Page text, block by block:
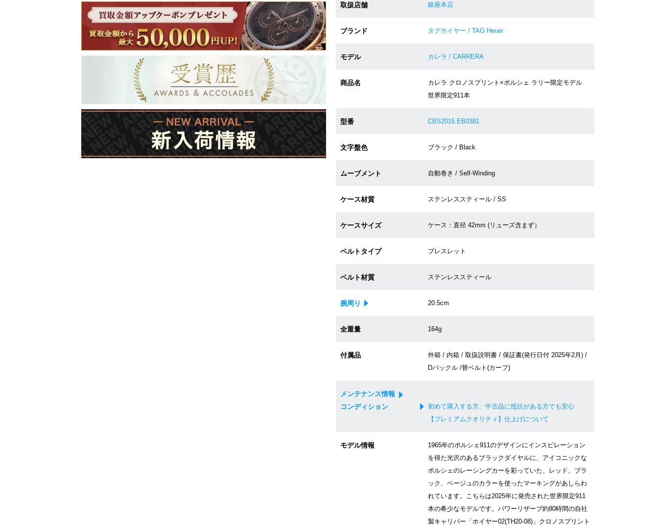
取扱店舗 銀座本店
ブランド タグホイヤー / TAG Heuer
モデル カレラ / CARRERA
商品名
カレラ クロノスプリント×ポルシェ ラリー限定モデル
世界限定911本
型番 CBS2015.EB0381
文字盤色 ブラック / Black
ムーブメント 自動巻き / Self-Winding
ケース材質 ステンレススティール / SS
ケースサイズ ケース：直径 42mm (リューズ含まず）
ベルトタイプ ブレスレット
ベルト材質 ステンレススティール
腕周り 20.5cm
全重量 164g
付属品
外箱 / 内箱 / 取扱説明書 / 保証書(発行日付 2025年2月) /
Dバックル /替ベルト(カーフ)
メンテナンス情報
コンディション
初めて購入する方、中古品に抵抗がある方でも安心
【プレミアムクオリティ】仕上げについて
モデル情報
1965年のポルシェ911のデザインにインスピレーション
を得た光沢のあるブラックダイヤルに、アイコニックな
ポルシェのレーシングカーを彩っていた、レッド、ブラ
ック、ベージュのカラーを使ったマーキングがあしらわ
れています。こちらは2025年に発売された世界限定911
本の希少なモデルです。パワーリザーブ約80時間の自社
製キャリバー「ホイヤー02(TH20-08)」クロノスプリント